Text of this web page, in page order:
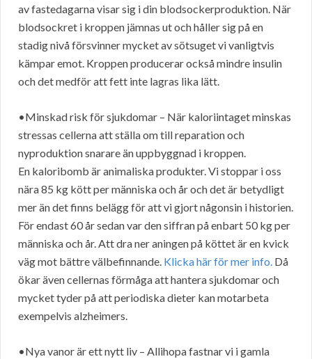
av fastedagarna visar sig i din blodsockerproduktion. När
blodsockret i kroppen jämnas ut och håller sig på en
stadig nivå försvinner mycket av sötsuget vi vanligtvis
kämpar emot. Kroppen producerar också mindre insulin
och det medför att fett inte lagras lika lätt.
•Minskad risk för sjukdomar – När kaloriintaget minskas
stressas cellerna att ställa om till reparation och
nyproduktion snarare än uppbyggnad i kroppen.
En kaloribomb är animaliska produkter. Vi stoppar i oss
nära 85 kg kött per människa och år och det är betydligt
mer än det finns belägg för att vi gjort någonsin i historien.
För endast 60 år sedan var den siffran på enbart 50 kg per
människa och år. Att dra ner aningen på köttet är en kvick
väg mot bättre välbefinnande. Klicka här för mer info. Då
ökar även cellernas förmåga att hantera sjukdomar och
mycket tyder på att periodiska dieter kan motarbeta
exempelvis alzheimers.
•Nya vanor är ett nytt liv – Allihopa fastnar vi i gamla